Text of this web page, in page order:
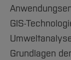
GIS-
Grundlagen